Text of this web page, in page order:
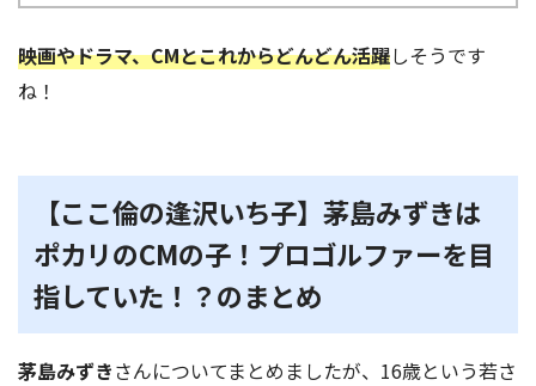
映画やドラマ、CMとこれからどんどん活躍しそうです
ね！
【ここ倫の逢沢いち子】茅島みずきは
ポカリのCMの子！プロゴルファーを目
指していた！？のまとめ
茅島みずきさんについてまとめましたが、16歳という若さ